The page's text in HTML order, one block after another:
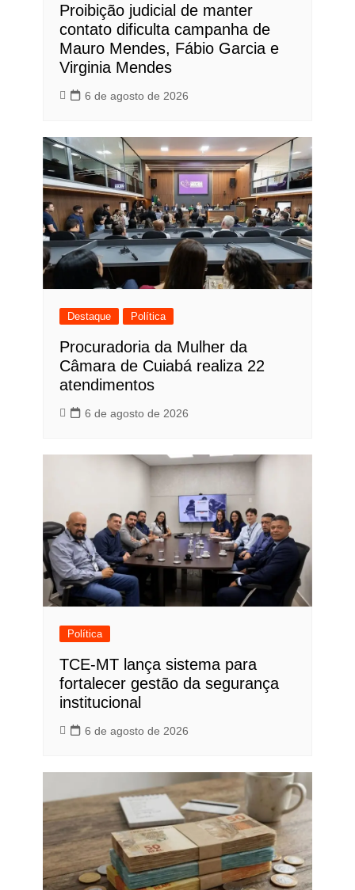
Proibição judicial de manter
contato dificulta campanha de
Mauro Mendes, Fábio Garcia e
Virginia Mendes
6 de agosto de 2026
Destaque Política
Procuradoria da Mulher da
Câmara de Cuiabá realiza 22
atendimentos
6 de agosto de 2026
Política
TCE-MT lança sistema para
fortalecer gestão da segurança
institucional
6 de agosto de 2026